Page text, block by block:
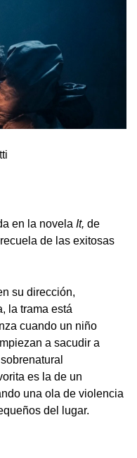
en la novela It, de
de las exitosas
su dirección,
la trama está
cuando un niño
a sacudir a
es la de un
una ola de violencia
del lugar.